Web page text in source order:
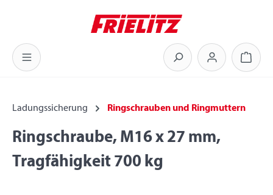
Zum Hauptinhalt springen
Ladungssicherung Ringschrauben und Ringmuttern
Ringschraube, M16 x 27 mm,
Tragfähigkeit 700 kg